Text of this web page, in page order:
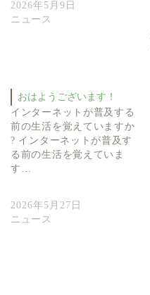
2026年5月9日
ニュース
おはようございます！
インターネットが普及する
前の生活を覚えていますか
? インターネットが普及す
る前の生活を覚えていま
す…
2026年5月27日
ニュース